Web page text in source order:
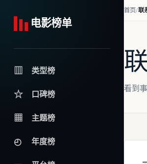
电影榜单
▥ 类型榜
☆ 口碑榜
▦ 主题榜
◴ 年度榜
首页 联
看到